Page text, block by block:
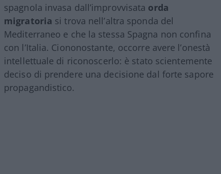
spagnola invasa dall’improvvisata orda
migratoria si trova nell’altra sponda del
Mediterraneo e che la stessa Spagna non confina
con l’Italia. Ciononostante, occorre avere l’onestà
intellettuale di riconoscerlo: è stato scientemente
deciso di prendere una decisione dal forte sapore
propagandistico.